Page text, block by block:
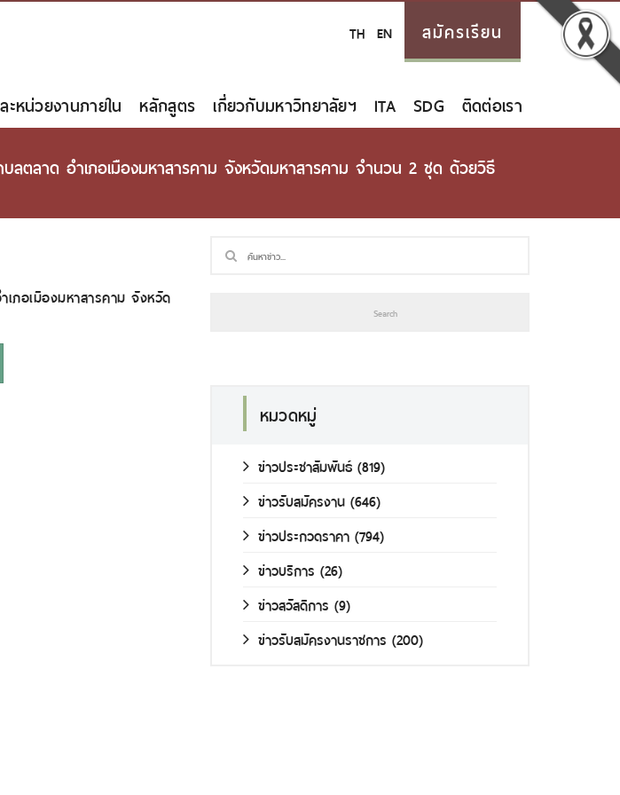
TH EN สมัครเรียน
หน่วยงานภายใน หลักสูตร เกี่ยวกับมหาวิทยาลัยฯ ITA SDG ติดต่อเรา
ตลาด อำเภอเมืองมหาสารคาม จังหวัดมหาสารคาม จำนวน 2 ชุด ด้วยวิธี
ภอเมืองมหาสารคาม จังหวัด
หมวดหมู่
ข่าวประชาสัมพันธ์ (819)
ข่าวรับสมัครงาน (646)
ข่าวประกวดราคา (794)
ข่าวบริการ (26)
ข่าวสวัสดิการ (9)
ข่าวรับสมัครงานราชการ (200)